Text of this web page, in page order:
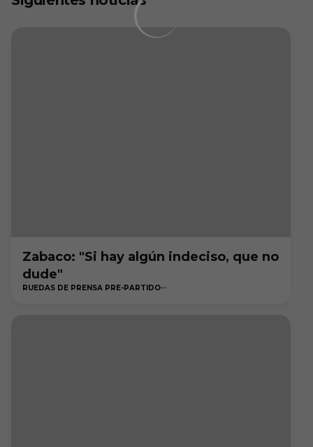
Zabaco: "Si hay algún indeciso, que no
dude"
RUEDAS DE PRENSA PRE-PARTIDO